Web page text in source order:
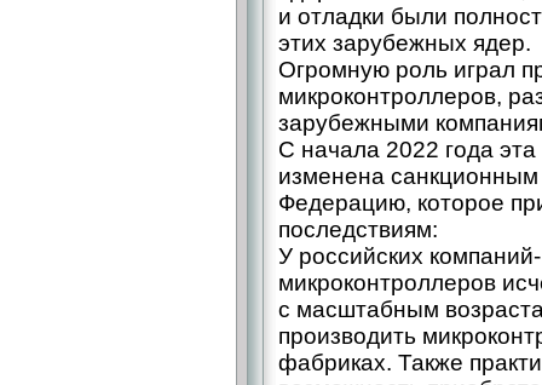
и отладки были
этих зарубежных ядер.
Огромную роль играл
микроконтроллеров,
зарубежными
С начала 2022 года
изменена
Федерацию, которое
последствиям:
У российских
микроконтроллеров
с масштабным
производить
фабриках. Также